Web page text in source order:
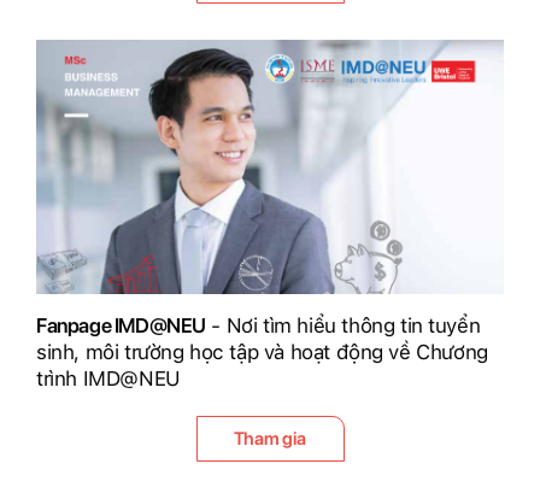
Fanpage IMD@NEU - Nơi tìm hiểu thông tin tuyển
sinh, môi trường học tập và hoạt động về Chương
trình IMD@NEU
Tham gia